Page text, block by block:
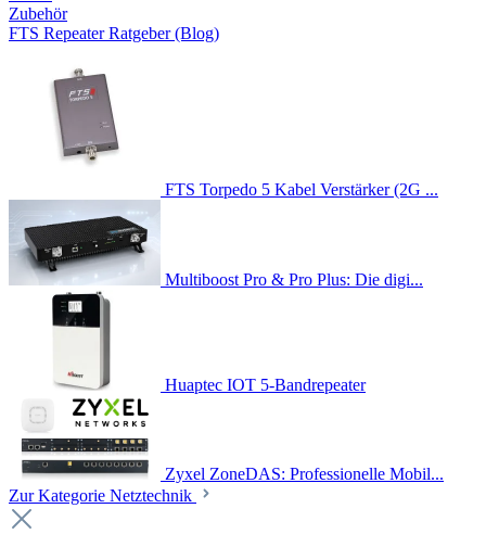
Zubehör
FTS Repeater Ratgeber (Blog)
FTS Torpedo 5 Kabel Verstärker (2G ...
Multiboost Pro & Pro Plus: Die digi...
Huaptec IOT 5-Bandrepeater
Zyxel ZoneDAS: Professionelle Mobil...
Zur Kategorie Netztechnik